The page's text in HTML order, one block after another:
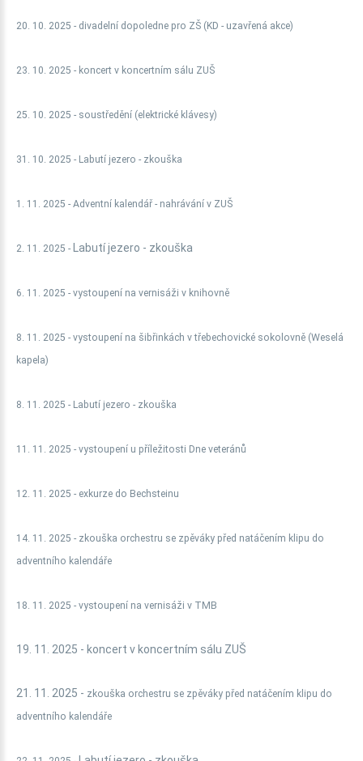
20. 10. 2025 - divadelní dopoledne pro ZŠ (KD - uzavřená akce)
23. 10. 2025 - koncert v koncertním sálu ZUŠ
25. 10. 2025 - soustředění (elektrické klávesy)
31. 10. 2025 - Labutí jezero - zkouška
1. 11. 2025 - Adventní kalendář - nahrávání v ZUŠ
2. 11. 2025 - Labutí jezero - zkouška
6. 11. 2025 - vystoupení na vernisáži v knihovně
8. 11. 2025 - vystoupení na šibřinkách v třebechovické sokolovně (Weselá
kapela)
8. 11. 2025 - Labutí jezero - zkouška
11. 11. 2025 - vystoupení u příležitosti Dne veteránů
12. 11. 2025 - exkurze do Bechsteinu
14. 11. 2025 - zkouška orchestru se zpěváky před natáčením klipu do
adventního kalendáře
18. 11. 2025 - vystoupení na vernisáži v TMB
19. 11. 2025 - koncert v koncertním sálu ZUŠ
21. 11. 2025 - zkouška orchestru se zpěváky před natáčením klipu do
adventního kalendáře